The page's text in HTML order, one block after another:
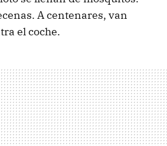
A centenares, van
el coche.